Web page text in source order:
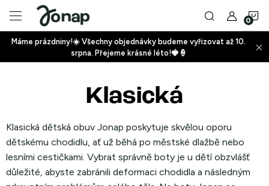
obsah
+
Máme prázdniny!☀️ Všechny objednávky budeme vyřizovat až 10.
srpna. Přejeme krásné léto!🍓🍦
Klasická
Klasická dětská obuv Jonap poskytuje skvělou oporu
dětskému chodidlu, ať už běhá po městské dlažbě nebo
lesními cestičkami. Vybrat správně boty je u dětí obzvlášť
důležité, abyste zabránili deformaci chodidla a následným